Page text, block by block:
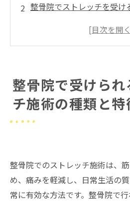
整骨院でストレッチを受け
自宅でできるストレッチ
よくある質問
院概要
整骨院で受けられ
チ施術の種類と特
整骨院でのストレッチ施術は、
め、痛みを軽減し、日常生活の
常に有効な方法です。整骨院で